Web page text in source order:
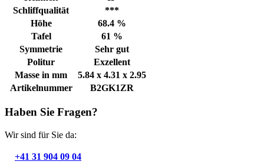
Schliffqualität
***
Höhe
68.4 %
Tafel
61 %
Symmetrie
Sehr gut
Politur
Exzellent
Masse in mm
5.84 x 4.31 x 2.95
Artikelnummer
B2GK1ZR
Haben Sie Fragen?
Wir sind für Sie da:
+41 31 904 09 04